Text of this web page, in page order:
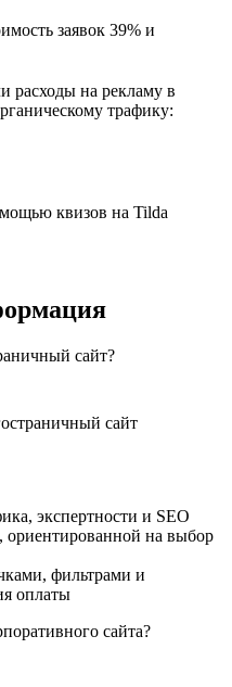
заявок 39% и
расходы на рекламу в
трафику:
квизов на Tilda
сайт?
сайт
экспертности и SEO
ориентированной на выбор
фильтрами и
оплаты
сайта?